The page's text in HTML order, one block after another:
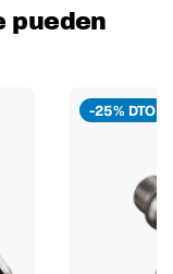
pueden
-25% DTO